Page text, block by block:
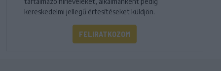
kereskedelmi jellegű értesítéseket küldjön.
FELIRATKOZOM